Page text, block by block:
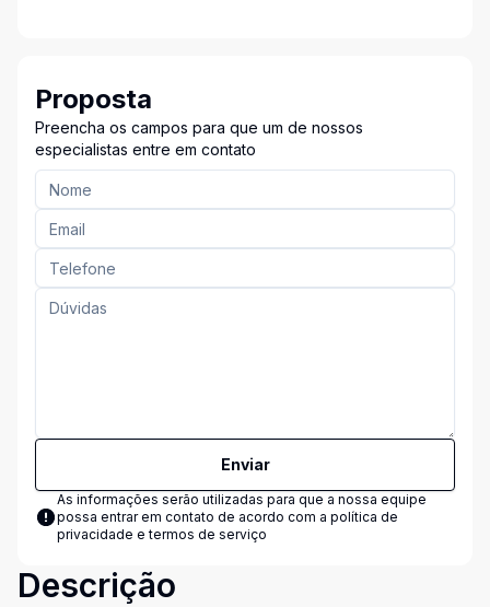
Proposta
Preencha os campos para que um de nossos
especialistas entre em contato
Enviar
As informações serão utilizadas para que a nossa equipe
possa entrar em contato de acordo com a política de
privacidade e termos de serviço
Descrição